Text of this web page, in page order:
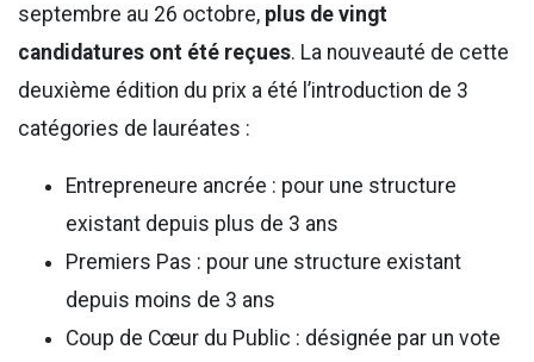
septembre au 26 octobre, plus de vingt
candidatures ont été reçues. La nouveauté de cette
deuxième édition du prix a été l’introduction de 3
catégories de lauréates :
Entrepreneure ancrée : pour une structure
existant depuis plus de 3 ans
Premiers Pas : pour une structure existant
depuis moins de 3 ans
Coup de Cœur du Public : désignée par un vote